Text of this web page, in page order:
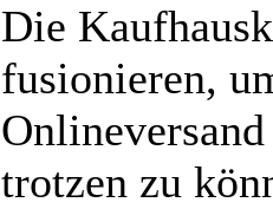
Die
fusionieren,
trotzen zu